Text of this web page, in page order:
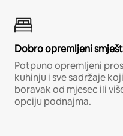
Dobro opremljeni
Potpuno opremljeni
kuhinju i sve sadržaje
boravak od mjesec ili
opciju podnajma.